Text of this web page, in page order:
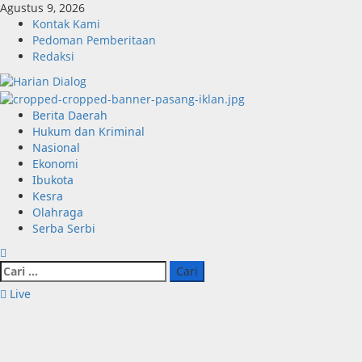
Skip
content
Agustus 9, 2026
Kontak Kami
Pedoman Pemberitaan
Redaksi
Primary
Menu
Berita Daerah
Hukum dan Kriminal
Nasional
Ekonomi
Ibukota
Kesra
Olahraga
Serba Serbi
Cari
untuk:
Live